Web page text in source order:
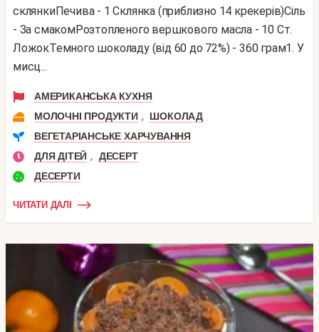
склянкиПечива - 1 Склянка (приблизно 14 крекерів)Сіль
- За смакомРозтопленого вершкового масла - 10 Ст.
ЛожокТемного шоколаду (від 60 до 72%) - 360 грам1. У
мисц...
АМЕРИКАНСЬКА КУХНЯ
МОЛОЧНІ ПРОДУКТИ ,
ШОКОЛАД
ВЕГЕТАРІАНСЬКЕ ХАРЧУВАННЯ
ДЛЯ ДІТЕЙ ,
ДЕСЕРТ
ДЕСЕРТИ
ЧИТАТИ ДАЛІ